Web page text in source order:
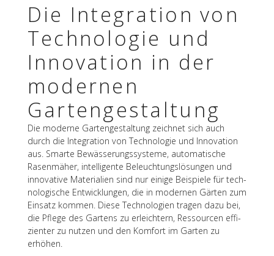
Die Inte­gra­tion von
Tech­no­lo­gie und
Inno­va­tion in der
moder­nen
Gartengestaltung
Die moderne Garten­ge­stal­tung zeich­net sich auch
durch die Inte­gra­tion von Tech­no­lo­gie und Inno­va­tion
aus. Smarte Bewäs­se­rungs­sys­teme, auto­ma­ti­sche
Rasen­mä­her, intel­li­gente Beleuch­tungs­lö­sun­gen und
inno­va­tive Mate­ria­lien sind nur einige Beispiele für tech­
no­lo­gi­sche Entwick­lun­gen, die in moder­nen Gärten zum
Einsatz kommen. Diese Tech­no­lo­gien tragen dazu bei,
die Pflege des Gartens zu erleich­tern, Ressour­cen effi­
zi­en­ter zu nutzen und den Komfort im Garten zu
erhöhen.